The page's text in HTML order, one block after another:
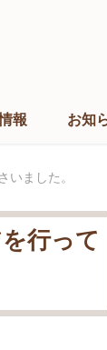
報 お知
いました。
行って